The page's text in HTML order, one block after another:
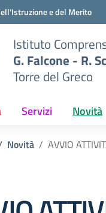
e del Merito
Istituto
G. Falcone - R.
Torre del Greco
Servizi Novità
Novità AVVIO